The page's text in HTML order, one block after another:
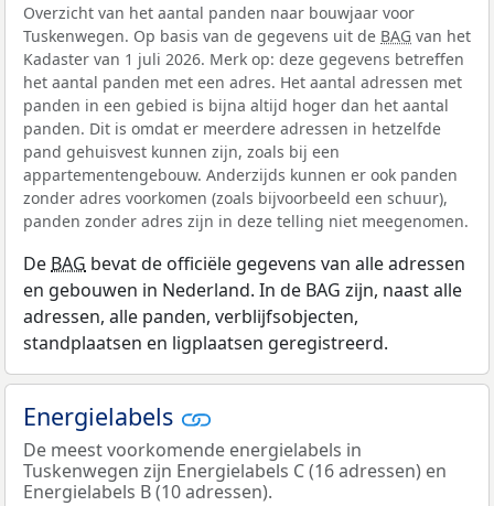
Overzicht van het aantal panden naar bouwjaar voor
Tuskenwegen. Op basis van de gegevens uit de BAG van het
Kadaster van 1 juli 2026. Merk op: deze gegevens betreffen
het aantal panden met een adres. Het aantal adressen met
panden in een gebied is bijna altijd hoger dan het aantal
panden. Dit is omdat er meerdere adressen in hetzelfde
pand gehuisvest kunnen zijn, zoals bij een
appartementengebouw. Anderzijds kunnen er ook panden
zonder adres voorkomen (zoals bijvoorbeeld een schuur),
panden zonder adres zijn in deze telling niet meegenomen.
De BAG bevat de officiële gegevens van alle adressen
en gebouwen in Nederland. In de BAG zijn, naast alle
adressen, alle panden, verblijfsobjecten,
standplaatsen en ligplaatsen geregistreerd.
Energielabels
De meest voorkomende energielabels in
Tuskenwegen zijn Energielabels C (16 adressen) en
Energielabels B (10 adressen).